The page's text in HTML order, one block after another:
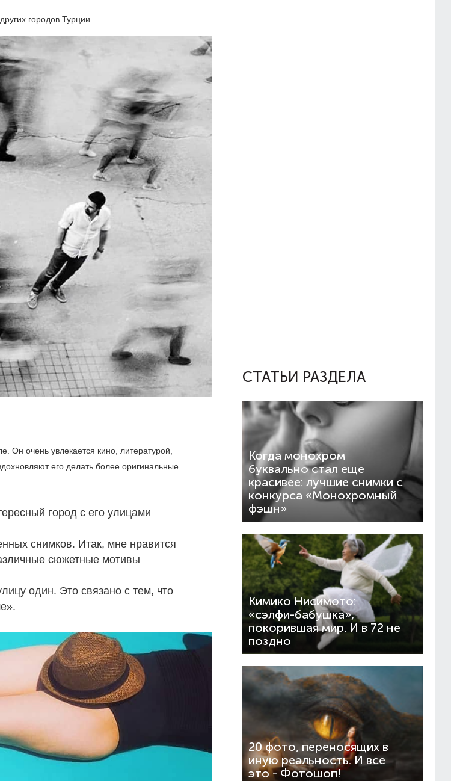
городов Турции.
Он очень увлекается кино, литературой,
его делать более оригинальные
город с его улицами
снимков. Итак, мне нравится
сюжетные мотивы
один. Это связано с тем, что
СТАТЬИ РАЗДЕЛА
Когда монохром
буквально стал еще
красивее: лучшие снимки с
конкурса «Монохромный
фэшн»
Кимико Нисимото:
«сэлфи-бабушка»,
покорившая мир. И в 72 не
поздно
20 фото, переносящих в
иную реальность. И все
это - Фотошоп!